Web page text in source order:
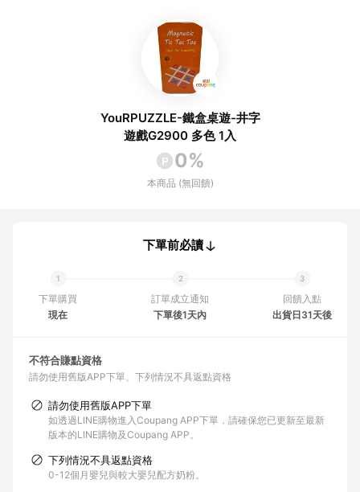
YouRPUZZLE-鐵盒桌遊-井字
遊戲G2900 多色 1入
0%
本商品 (無回饋)
下單前必讀
下單購買
現在
訂單成立通知
下單後1天內
回饋入點
出貨日31天後
不符合賺點資格
請勿使用舊版APP下單 下列情況不具返點資格
請勿使用舊版APP下單
如透過LINE購物進入Coupang APP下單，請確保您已更新至最新
版本的LINE購物及Coupang APP。
下列情況不具返點資格
0-12個月嬰兒與較大嬰兒配方奶粉。